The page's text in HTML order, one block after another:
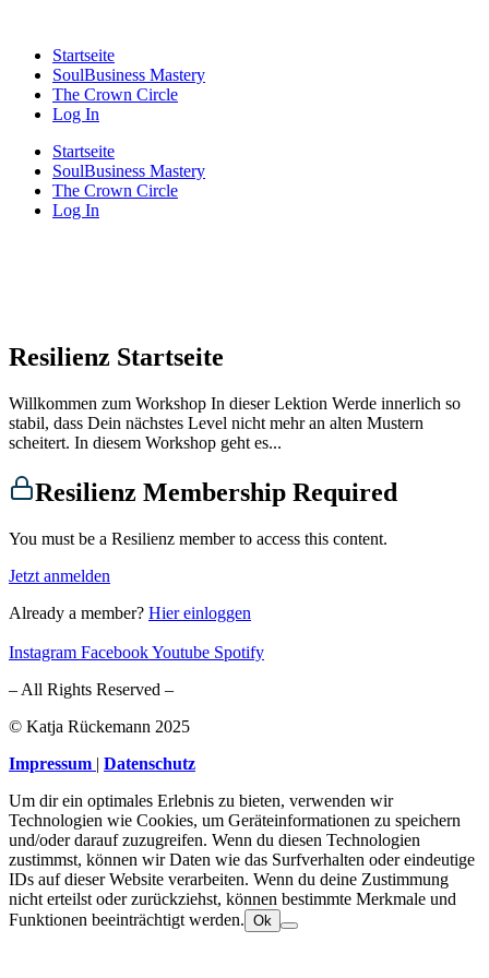
Startseite
SoulBusiness Mastery
The Crown Circle
Log In
Startseite
SoulBusiness Mastery
The Crown Circle
Log In
Resilienz Startseite
Willkommen zum Workshop In dieser Lektion Werde innerlich so
stabil, dass Dein nächstes Level nicht mehr an alten Mustern
scheitert. In diesem Workshop geht es...
Resilienz Membership Required
You must be a Resilienz member to access this content.
Jetzt anmelden
Already a member? Hier einloggen
Instagram FacebookYoutube Spotify
– All Rights Reserved –
© Katja Rückemann 2025
Impressum | Datenschutz
Um dir ein optimales Erlebnis zu bieten, verwenden wir
Technologien wie Cookies, um Geräteinformationen zu speichern
und/oder darauf zuzugreifen. Wenn du diesen Technologien
zustimmst, können wir Daten wie das Surfverhalten oder eindeutige
IDs auf dieser Website verarbeiten. Wenn du deine Zustimmung
nicht erteilst oder zurückziehst, können bestimmte Merkmale und
Funktionen beeinträchtigt werden. Ok